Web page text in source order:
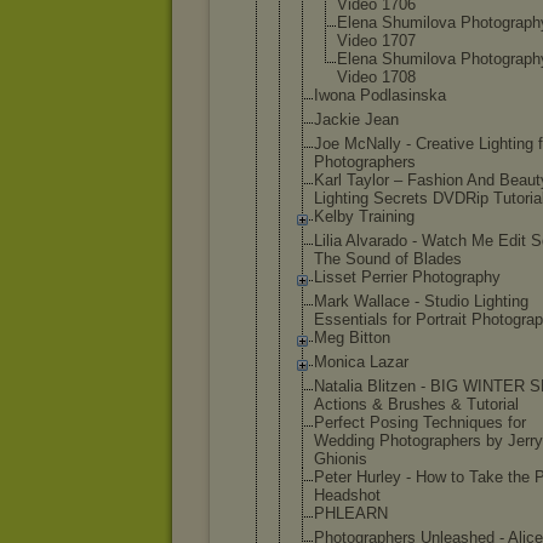
Video 1706
Elena Shumilova Photogra
Video 1707
Elena Shumilova Photogra
Video 1708
Iwona Podlasinska
Jackie Jean
Joe McNally - Creative Lighting
Photographers
Karl Taylor – Fashion And
Lighting Secrets DVDRip
Kelby Training
Lilia Alvarado - Watch Me Edit
The Sound of Blades
Lisset Perrier Photography
Mark Wallace - Studio Lighting
Essentials for Portrait
Meg Bitton
Monica Lazar
Natalia Blitzen - BIG WINTER
Actions & Brushes & Tutorial
Perfect Posing Techniques for
Wedding Photographers by Jerry
Ghionis
Peter Hurley - How to Take the
Headshot
PHLEARN
Photographers Unleashed - Alice